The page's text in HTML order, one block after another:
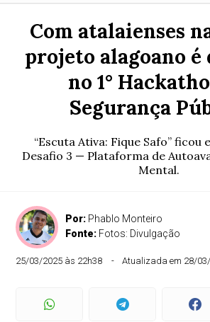
Com atalaienses
projeto alagoano é
no 1°
Segurança
“Escuta Ativa: Fique Safo” ficou
Desafio 3 — Plataforma de
Mental.
Por: Phablo Monteiro
Fonte: Fotos: Divulgação
25/03/2025 às 22h38 Atualizada em 28/